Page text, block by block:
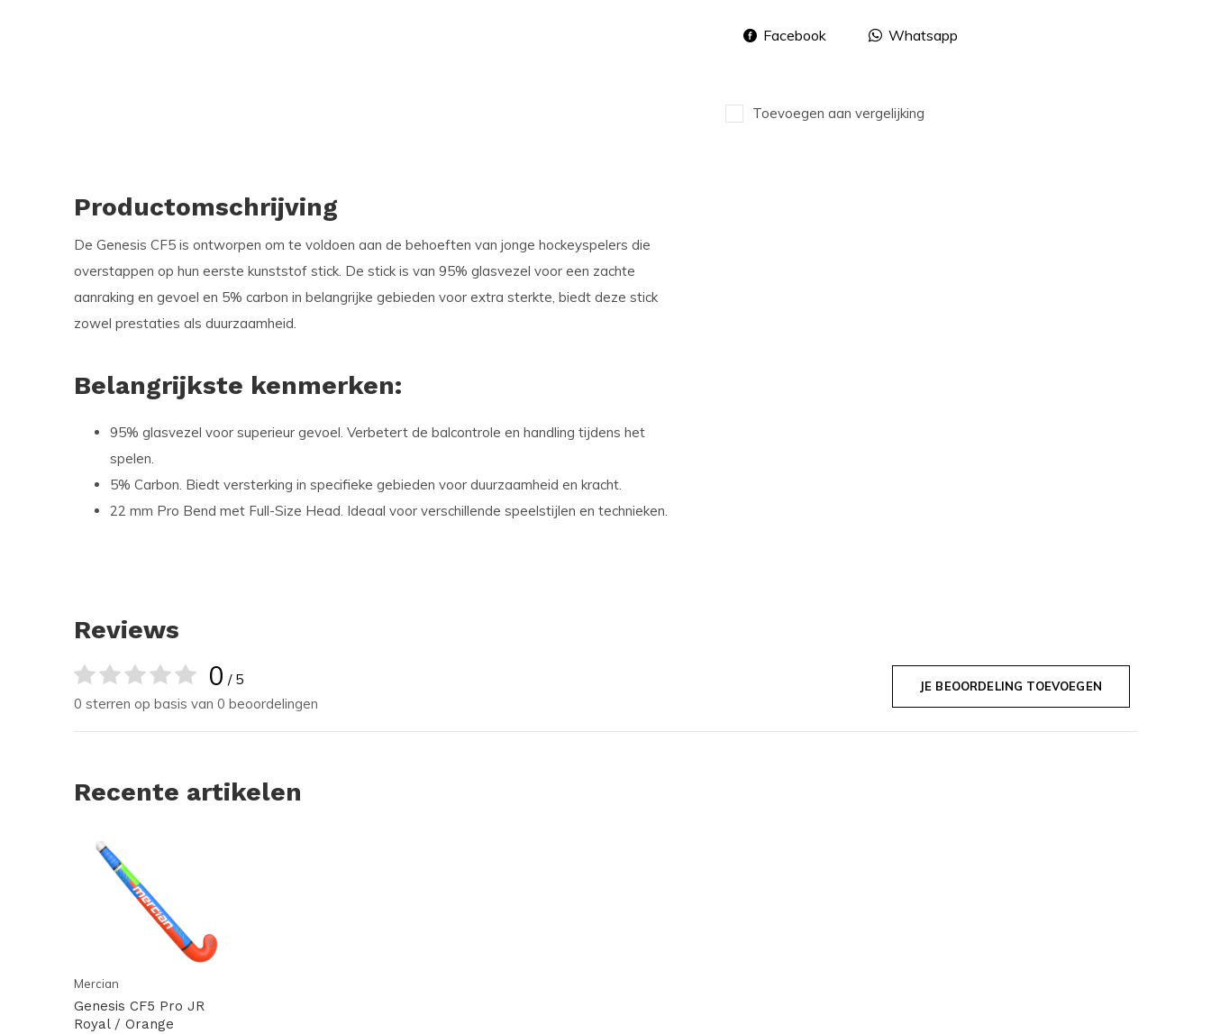
Facebook Whatsapp
Toevoegen aan vergelijking
Productomschrijving
De Genesis CF5 is ontworpen om te voldoen aan de behoeften van jonge hockeyspelers die
overstappen op hun eerste kunststof stick. De stick is van 95% glasvezel voor een zachte
aanraking en gevoel en 5% carbon in belangrijke gebieden voor extra sterkte, biedt deze stick
zowel prestaties als duurzaamheid.
Belangrijkste kenmerken:
95% glasvezel voor superieur gevoel. Verbetert de balcontrole en handling tijdens het
spelen.
5% Carbon. Biedt versterking in specifieke gebieden voor duurzaamheid en kracht.
22 mm Pro Bend met Full-Size Head. Ideaal voor verschillende speelstijlen en technieken.
Reviews
0 / 5
0 sterren op basis van 0 beoordelingen
JE BEOORDELING TOEVOEGEN
Recente artikelen
Mercian
Genesis CF5 Pro JR
Royal / Orange